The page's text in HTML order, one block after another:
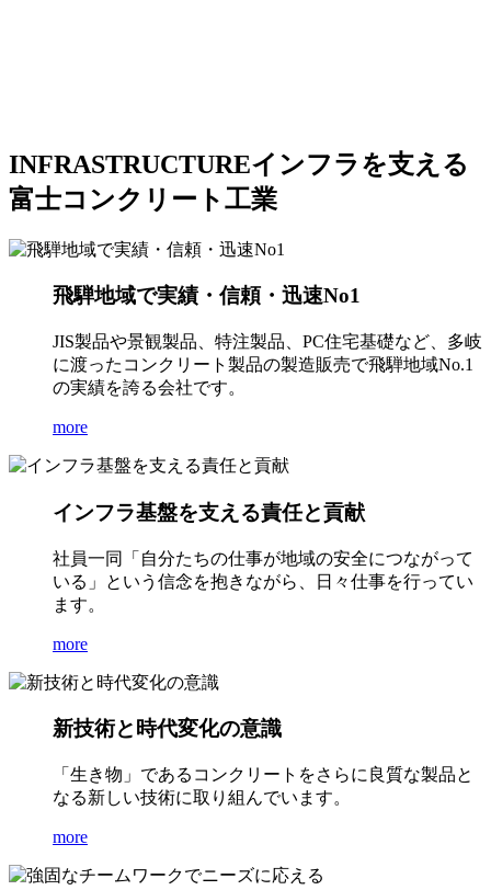
INFRASTRUCTUREインフラを支える
富士コンクリート工業
飛騨地域で実績・信頼・迅速No1
JIS製品や景観製品、特注製品、PC住宅基礎など、多岐
に渡ったコンクリート製品の製造販売で飛騨地域No.1
の実績を誇る会社です。
more
インフラ基盤を支える責任と貢献
社員一同「自分たちの仕事が地域の安全につながって
いる」という信念を抱きながら、日々仕事を行ってい
ます。
more
新技術と時代変化の意識
「生き物」であるコンクリートをさらに良質な製品と
なる新しい技術に取り組んでいます。
more